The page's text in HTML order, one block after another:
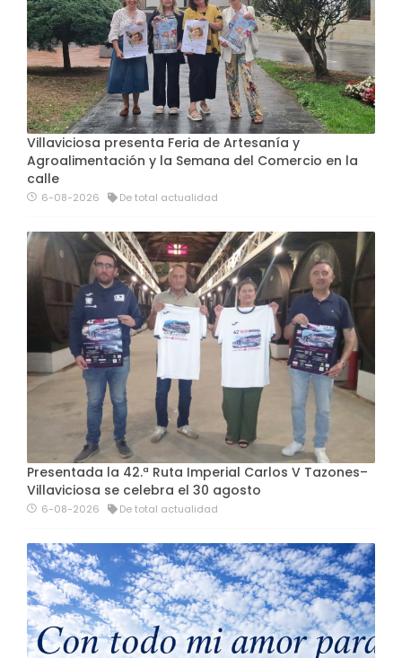
Villaviciosa presenta Feria de Artesanía y
Agroalimentación y la Semana del Comercio en la
calle
6-08-2026 De total actualidad
Presentada la 42.ª Ruta Imperial Carlos V Tazones–
Villaviciosa se celebra el 30 agosto
6-08-2026 De total actualidad